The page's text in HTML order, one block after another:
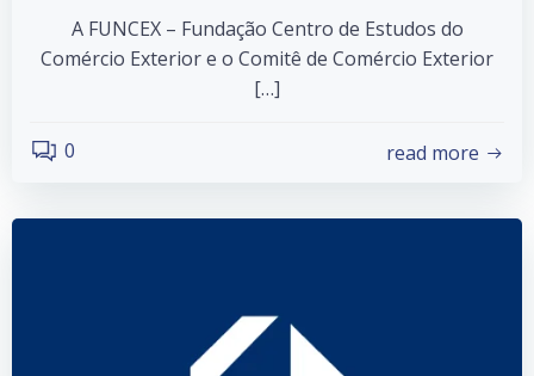
A FUNCEX – Fundação Centro de Estudos do
Comércio Exterior e o Comitê de Comércio Exterior
[…]
0 read more